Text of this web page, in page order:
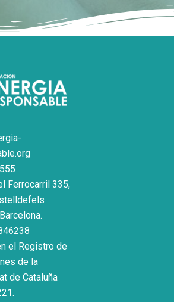
Ferrocarril 335,
el Registro de
de la
de Cataluña